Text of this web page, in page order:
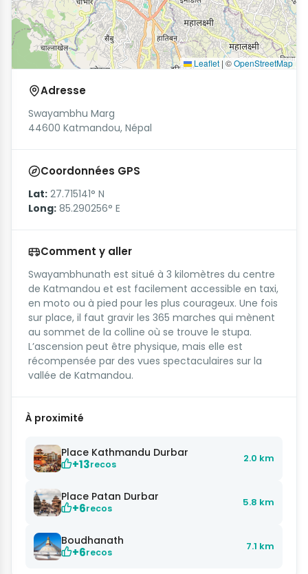
Leaflet | ©OpenStreetMap
Adresse
Swayambhu Marg
44600 Katmandou, Népal
Coordonnées GPS
Lat: 27.715141° N
Long: 85.290256° E
Comment y aller
Swayambhunath est situé à 3 kilomètres du centre
de Katmandou et est facilement accessible en taxi,
en moto ou à pied pour les plus courageux. Une fois
sur place, il faut gravir les 365 marches qui mènent
au sommet de la colline où se trouve le stupa.
L’ascension peut être physique, mais elle est
récompensée par des vues spectaculaires sur la
vallée de Katmandou.
À proximité
Place Kathmandu Durbar
+13recos 2.0 km
Place Patan Durbar
+6recos 5.8 km
Boudhanath
+6recos 7.1 km